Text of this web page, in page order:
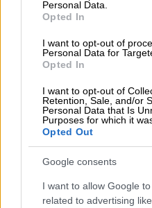
Personal Data.
Opted In
I want to opt-out of
Personal Data for
Opted In
I want to opt-out of
Retention, Sale, and/or
Personal Data that Is
Purposes for which it
Opted Out
Google consents
I want to allow Google
related to advertising
«πιο οργισμένος από
πληροφορίες,
της κυβέρνησής του.
καταγράφονται
με το Ισραήλ, καθώς
διαφοροποιήσεις
επιθέσεων.
Η διπλωματία